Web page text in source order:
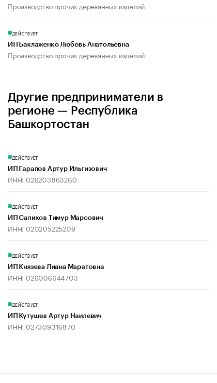
Производство прочих деревянных изделий
ДЕЙСТВУЕТ
ИП Баклаженко Любовь Анатольевна
Производство прочих деревянных изделий
Другие предприниматели в
регионе — Республика
Башкортостан
ДЕЙСТВУЕТ
ИП Гарапов Артур Ильгизович
ИНН: 026203863260
ДЕЙСТВУЕТ
ИП Салихов Тимур Марсович
ИНН: 020205225209
ДЕЙСТВУЕТ
ИП Князева Лиана Маратовна
ИНН: 026006644703
ДЕЙСТВУЕТ
ИП Кутушев Артур Наилевич
ИНН: 027309316870